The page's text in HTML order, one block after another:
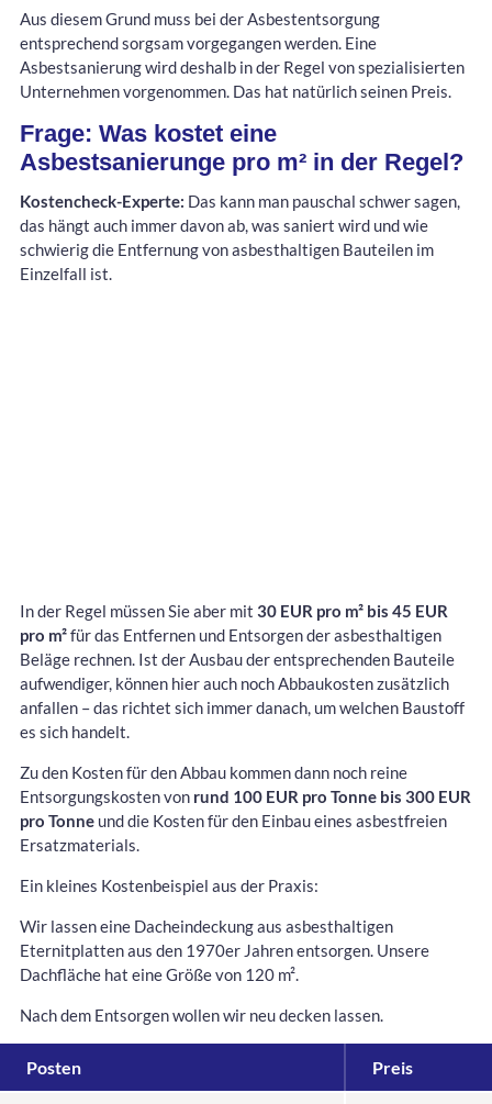
Aus diesem Grund muss bei der Asbestentsorgung
entsprechend sorgsam vorgegangen werden. Eine
Asbestsanierung wird deshalb in der Regel von spezialisierten
Unternehmen vorgenommen. Das hat natürlich seinen Preis.
Frage: Was kostet eine
Asbestsanierunge pro m² in der Regel?
Kostencheck-Experte: Das kann man pauschal schwer sagen,
das hängt auch immer davon ab, was saniert wird und wie
schwierig die Entfernung von asbesthaltigen Bauteilen im
Einzelfall ist.
In der Regel müssen Sie aber mit 30 EUR pro m² bis 45 EUR
pro m²für das Entfernen und Entsorgen der asbesthaltigen
Beläge rechnen. Ist der Ausbau der entsprechenden Bauteile
aufwendiger, können hier auch noch Abbaukosten zusätzlich
anfallen – das richtet sich immer danach, um welchen Baustoff
es sich handelt.
Zu den Kosten für den Abbau kommen dann noch reine
Entsorgungskosten von rund 100 EUR pro Tonne bis 300 EUR
pro Tonne und die Kosten für den Einbau eines asbestfreien
Ersatzmaterials.
Ein kleines Kostenbeispiel aus der Praxis:
Wir lassen eine Dacheindeckung aus asbesthaltigen
Eternitplatten aus den 1970er Jahren entsorgen. Unsere
Dachfläche hat eine Größe von 120 m².
Nach dem Entsorgen wollen wir neu decken lassen.
Posten Preis